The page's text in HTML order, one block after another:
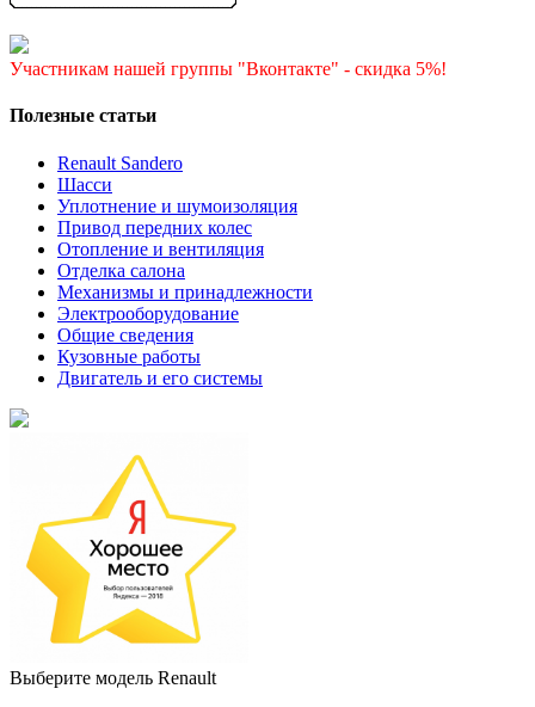
Участникам нашей группы "Вконтакте" - скидка 5%!
Полезные статьи
Renault Sandero
Шасси
Уплотнение и шумоизоляция
Привод передних колес
Отопление и вентиляция
Отделка салона
Механизмы и принадлежности
Электрооборудование
Общие сведения
Кузовные работы
Двигатель и его системы
Выберите модель Renault